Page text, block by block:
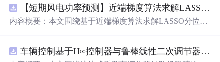
的智能化方向。
（正弦脉宽调制）两种调制方式在Simulink平台下的仿真建
模。通过引入虚拟阻抗改善系统输出阻抗特性，结合统一
量。研究涵盖了控制策略的设计、调制算法的实现、动态
响应分析及谐波抑制效果评估，同时拓展涉及正负序分
【短期风电功率预测】近端梯度算法求解LASSO分位数回归-短期风电功率预测研究（Matlab代码实现）
内容概要：本文围绕基于近端梯度算法求解LASSO分位数
分位数回归模型，深入剖析其数学原理，并引入近端梯度车辆控制基于H∞控制器与鲁棒线性二次调节器RLQR的铰接式重型车辆的稳健路径跟踪控制研究（Matlab代码实现）